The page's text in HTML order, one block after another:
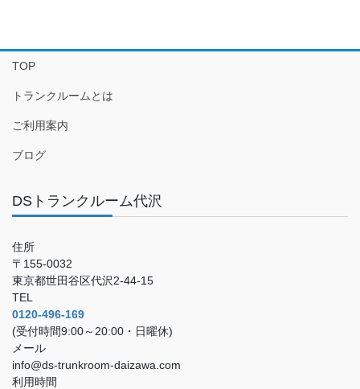
TOP
トランクルームとは
ご利用案内
ブログ
DSトランクルーム代沢
住所
〒155-0032
東京都世田谷区代沢2-44-15
TEL
0120-496-169
(受付時間9:00～20:00・日曜休)
メール
info@ds-trunkroom-daizawa.com
利用時間